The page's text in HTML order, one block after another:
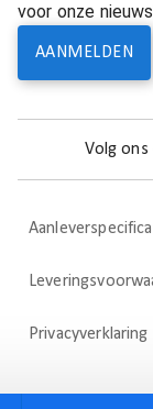
voor onze
AANMELDEN
Volg ons
Privacyverklaring